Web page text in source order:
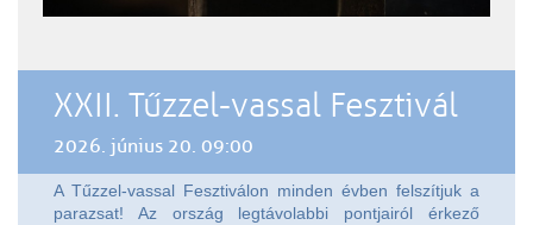
XXII. Tűzzel-vassal Fesztivál
2026. június 20. 09:00
A Tűzzel-vassal Fesztiválon minden évben felszítjuk a
parazsat! Az ország legtávolabbi pontjairól érkező